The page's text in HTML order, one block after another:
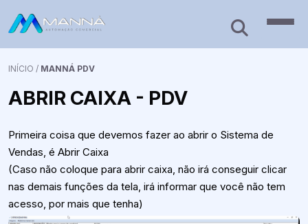
INÍCIO / MANNÁ PDV
ABRIR CAIXA - PDV
Primeira coisa que devemos fazer ao abrir o Sistema de
Vendas, é Abrir Caixa
(Caso não coloque para abrir caixa, não irá conseguir clicar
nas demais funções da tela, irá informar que você não tem
acesso, por mais que tenha)